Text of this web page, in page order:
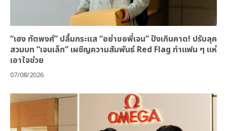
“เฮง ทัตพงศ์” ปลื้มกระแส “อย่าขอพี่เจน” ปังเกินคาด! ปรับลุค
สวมบท “เจนเล็ก” เผชิญความสัมพันธ์ Red Flag ทำแฟน ๆ แห่
เอาใจช่วย
07/08/2026